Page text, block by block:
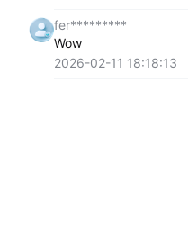
fer*********
Wow
2026-02-11 18:18:13